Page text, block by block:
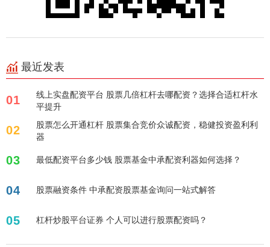
最近发表
01
线上实盘配资平台 股票几倍杠杆去哪配资？选择合适杠杆水
平提升
02
股票怎么开通杠杆 股票集合竞价众诚配资，稳健投资盈利利
器
03 最低配资平台多少钱 股票基金中承配资利器如何选择？
04 股票融资条件 中承配资股票基金询问一站式解答
05 杠杆炒股平台证券 个人可以进行股票配资吗？